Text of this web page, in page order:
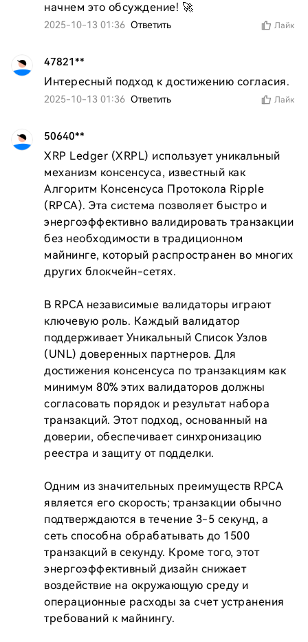
начнем это обсуждение! 🚀
2025-10-13 01:36 Ответить Лайк
47821**
Интересный подход к достижению согласия.
2025-10-13 01:36 Ответить Лайк
50640**
XRP Ledger (XRPL) использует уникальный
механизм консенсуса, известный как
Алгоритм Консенсуса Протокола Ripple
(RPCA). Эта система позволяет быстро и
энергоэффективно валидировать транзакции
без необходимости в традиционном
майнинге, который распространен во многих
других блокчейн-сетях.
В RPCA независимые валидаторы играют
ключевую роль. Каждый валидатор
поддерживает Уникальный Список Узлов
(UNL) доверенных партнеров. Для
достижения консенсуса по транзакциям как
минимум 80% этих валидаторов должны
согласовать порядок и результат набора
транзакций. Этот подход, основанный на
доверии, обеспечивает синхронизацию
реестра и защиту от подделки.
Одним из значительных преимуществ RPCA
является его скорость; транзакции обычно
подтверждаются в течение 3-5 секунд, а
сеть способна обрабатывать до 1500
транзакций в секунду. Кроме того, этот
энергоэффективный дизайн снижает
воздействие на окружающую среду и
операционные расходы за счет устранения
требований к майнингу.